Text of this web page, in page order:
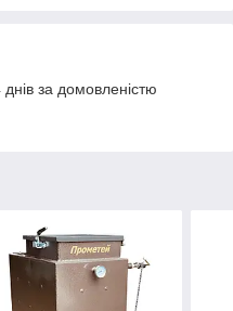
за домовленістю